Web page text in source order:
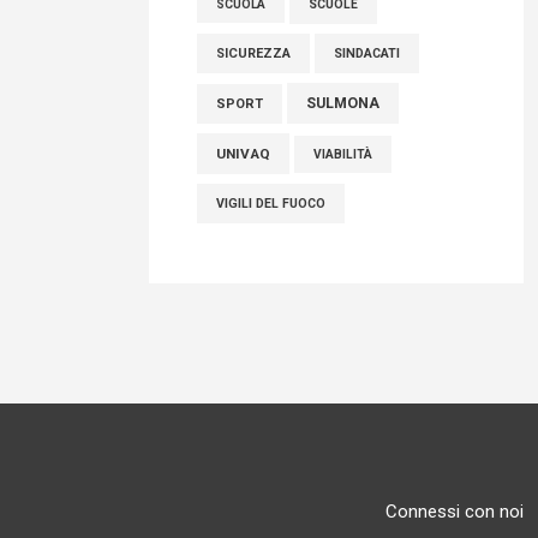
SCUOLA SCUOLE
SICUREZZA SINDACATI
SPORT SULMONA
UNIVAQ VIABILITÀ
VIGILI DEL FUOCO
Connessi con noi